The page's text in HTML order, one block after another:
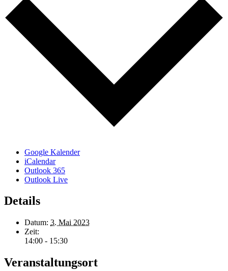
Google Kalender
iCalendar
Outlook 365
Outlook Live
Details
Datum: 3. Mai 2023
Zeit:
14:00 - 15:30
Veranstaltungsort